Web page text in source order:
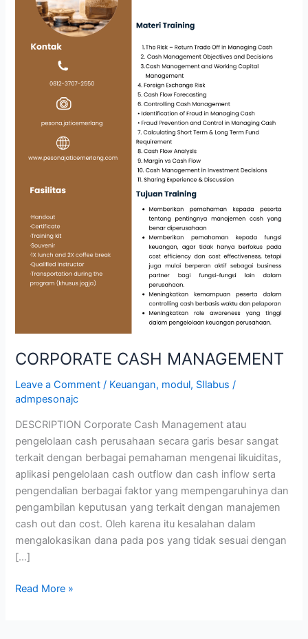
CORPORATE CASH MANAGEMENT
Leave a Comment / Keuangan, modul, SIlabus /
admpesonajc
DESCRIPTION Corporate Cash Management atau
pengelolaan cash perusahaan secara garis besar sangat
terkait dengan berbagai pemahaman mengenai likuiditas,
aplikasi pengelolaan cash outflow dan cash inflow serta
pengendalian berbagai faktor yang mempengaruhinya dan
pengambilan keputusan yang terkait dengan manajemen
cash out dan cost. Oleh karena itu kesalahan dalam
mengalokasikan dana pada pos yang tidak sesuai dengan
[…]
Read More »